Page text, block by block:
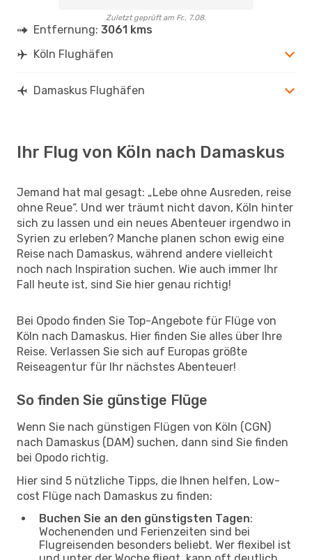
Zuletzt geprüft am Fr., 7.08.
Entfernung: 3061 kms
Köln Flughäfen
Damaskus Flughäfen
Ihr Flug von Köln nach Damaskus
Jemand hat mal gesagt: „Lebe ohne Ausreden, reise
ohne Reue“. Und wer träumt nicht davon, Köln hinter
sich zu lassen und ein neues Abenteuer irgendwo in
Syrien zu erleben? Manche planen schon ewig eine
Reise nach Damaskus, während andere vielleicht
noch nach Inspiration suchen. Wie auch immer Ihr
Fall heute ist, sind Sie hier genau richtig!
Bei Opodo finden Sie Top-Angebote für Flüge von
Köln nach Damaskus. Hier finden Sie alles über Ihre
Reise. Verlassen Sie sich auf Europas größte
Reiseagentur für Ihr nächstes Abenteuer!
So finden Sie günstige Flüge
Wenn Sie nach günstigen Flügen von Köln (CGN)
nach Damaskus (DAM) suchen, dann sind Sie finden
bei Opodo richtig.
Hier sind 5 nützliche Tipps, die Ihnen helfen, Low-
cost Flüge nach Damaskus zu finden:
Buchen Sie an den günstigsten Tagen:
Wochenenden und Ferienzeiten sind bei
Flugreisenden besonders beliebt. Wer flexibel ist